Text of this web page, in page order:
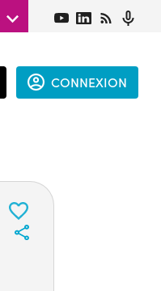
CONNEXION